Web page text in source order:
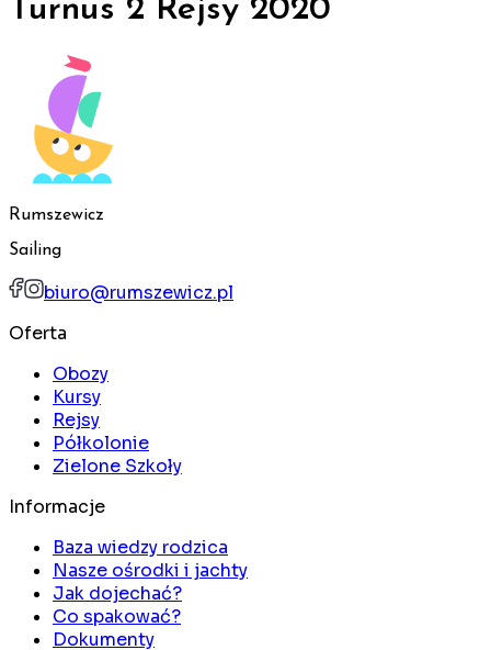
Turnus 2 Rejsy 2020
Rumszewicz
Sailing
biuro@rumszewicz.pl
Oferta
Obozy
Kursy
Rejsy
Półkolonie
Zielone Szkoły
Informacje
Baza wiedzy rodzica
Nasze ośrodki i jachty
Jak dojechać?
Co spakować?
Dokumenty